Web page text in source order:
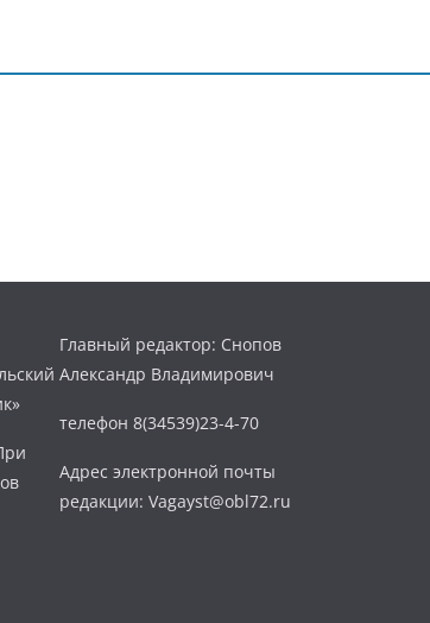
Главный редактор: Снопов
Александр Владимирович
телефон 8(34539)23-4-70
Адрес электронной почты
редакции: Vagayst@obl72.ru